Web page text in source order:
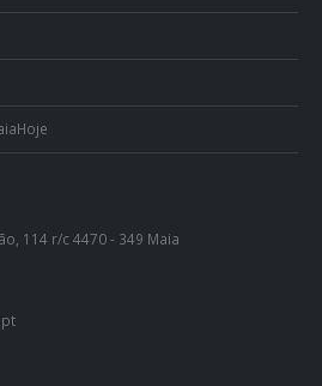
114 r/c 4470 - 349 Maia